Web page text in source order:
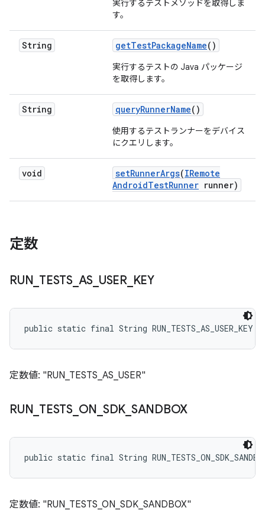
実行するテストメソッドを取得しま
す。
String getTestPackageName()
実行するテストの Java パッケージ
を取得します。
String queryRunnerName()
使用するテストランナーをデバイス
にクエリします。
void setRunnerArgs(IRemote
AndroidTestRunner runner)
定数
RUN TESTS_ AS USER_ KEY
public static final String RUN_TESTS_AS_USER_KEY
定数値: "RUN_TESTS_AS_USER"
RUN TESTS_ ON SDK SANDBOX
public static final String
定数値: "RUN_TESTS_ON_SDK_SANDBOX"